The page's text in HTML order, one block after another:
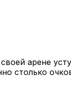
арене
столько